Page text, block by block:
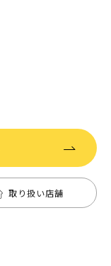
取り扱い店舗